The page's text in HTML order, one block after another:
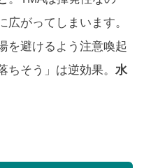
がってしまいます。
を避けるよう注意喚起
ちそう」は逆効果。 水